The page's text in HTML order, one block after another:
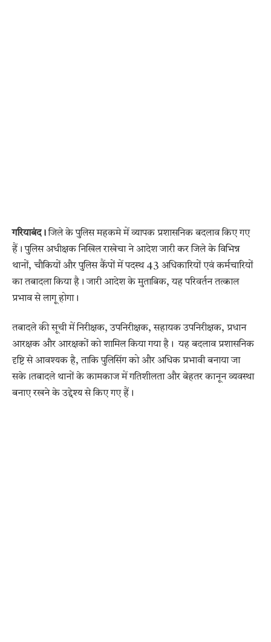
गरियाबंद। जिले के पुलिस महकमे में व्यापक प्रशासनिक बदलाव किए गए
हैं। पुलिस अधीक्षक निखिल राखेचा ने आदेश जारी कर जिले के विभिन्न
थानों, चौकियों और पुलिस कैंपों में पदस्थ 43 अधिकारियों एवं कर्मचारियों
का तबादला किया है। जारी आदेश के मुताबिक, यह परिवर्तन तत्काल
प्रभाव से लागू होगा।
तबादले की सूची में निरीक्षक, उपनिरीक्षक, सहायक उपनिरीक्षक, प्रधान
आरक्षक और आरक्षकों को शामिल किया गया है। यह बदलाव प्रशासनिक
दृष्टि से आवश्यक है, ताकि पुलिसिंग को और अधिक प्रभावी बनाया जा
सके।तबादले थानों के कामकाज में गतिशीलता और बेहतर कानून व्यवस्था
बनाए रखने के उद्देश्य से किए गए हैं।